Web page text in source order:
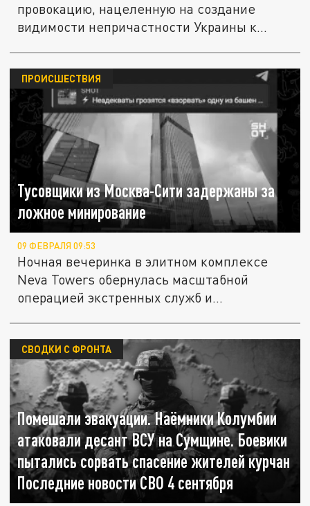
провокацию, нацеленную на создание
видимости непричастности Украины к...
Тусовщики из Москва-Сити задержаны за
ложное минирование
ПРОИСШЕСТВИЯ
09 ФЕВРАЛЯ 09:53
Ночная вечеринка в элитном комплексе
Neva Towers обернулась масштабной
операцией экстренных служб и...
Помешали эвакуации. Наёмники Колумбии
атаковали десант ВСУ на Сумщине. Боевики
пытались сорвать спасение жителей курчан
Последние новости СВО 4 сентября
СВОДКИ С ФРОНТА